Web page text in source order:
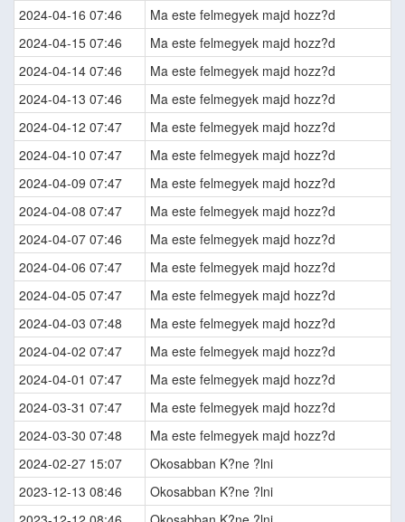
2024-04-16 07:46
Ma este felmegyek majd hozz?d
2024-04-15 07:46
Ma este felmegyek majd hozz?d
2024-04-14 07:46
Ma este felmegyek majd hozz?d
2024-04-13 07:46
Ma este felmegyek majd hozz?d
2024-04-12 07:47
Ma este felmegyek majd hozz?d
2024-04-10 07:47
Ma este felmegyek majd hozz?d
2024-04-09 07:47
Ma este felmegyek majd hozz?d
2024-04-08 07:47
Ma este felmegyek majd hozz?d
2024-04-07 07:46
Ma este felmegyek majd hozz?d
2024-04-06 07:47
Ma este felmegyek majd hozz?d
2024-04-05 07:47
Ma este felmegyek majd hozz?d
2024-04-03 07:48
Ma este felmegyek majd hozz?d
2024-04-02 07:47
Ma este felmegyek majd hozz?d
2024-04-01 07:47
Ma este felmegyek majd hozz?d
2024-03-31 07:47
Ma este felmegyek majd hozz?d
2024-03-30 07:48
Ma este felmegyek majd hozz?d
2024-02-27 15:07
Okosabban K?ne ?lni
2023-12-13 08:46
Okosabban K?ne ?lni